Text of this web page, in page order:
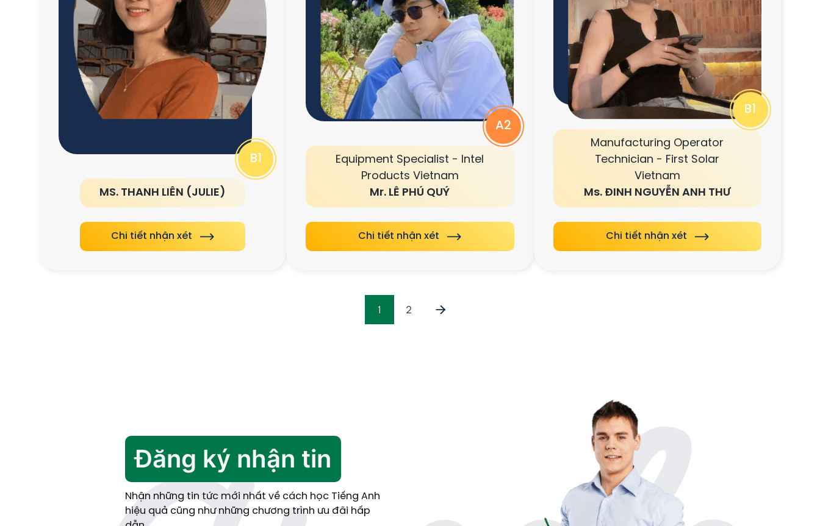
B1
MS. THANH LIÊN (JULIE)
Chi tiết nhận xét
A2
Equipment Specialist - Intel
Products Vietnam
Mr. LÊ PHÚ QUÝ
Chi tiết nhận xét
B1
Manufacturing Operator
Technician - First Solar
Vietnam
Ms. ĐINH NGUYỄN ANH THƯ
Chi tiết nhận xét
1 2
Đăng ký nhận tin
Nhận những tin tức mới nhất về cách học Tiếng Anh
hiệu quả cũng như những chương trình ưu đãi hấp